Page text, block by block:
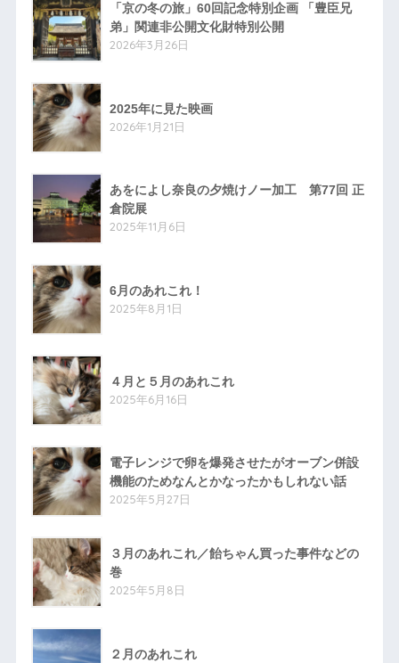
「京の冬の旅」60回記念特別企画 「豊臣兄
弟」関連非公開文化財特別公開
2026年3月26日
2025年に見た映画
2026年1月21日
あをによし奈良の夕焼けノー加工 第77回 正
倉院展
2025年11月6日
6月のあれこれ！
2025年8月1日
４月と５月のあれこれ
2025年6月16日
電子レンジで卵を爆発させたがオーブン併設
機能のためなんとかなったかもしれない話
2025年5月27日
３月のあれこれ／飴ちゃん買った事件などの
巻
2025年5月8日
２月のあれこれ